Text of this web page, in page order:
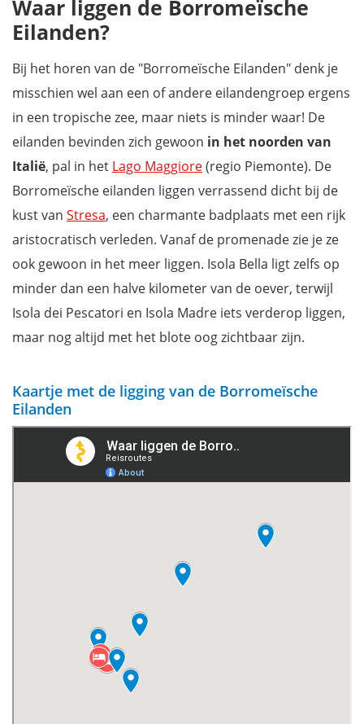
Isola Bella met het indrukwekkende Borromeo-paleis
Isola Madre met een van de oudste botanische tuinen
Isola dei Pescatori, het authentieke visserseiland
Een boottocht langs de eilanden of een eilandbezoek?
Kan je overnachten op de Borromeïsche Eilanden?
Praktische info voor je bezoek aan de eilanden
Wat valt er nog meer te ontdekken rond Lago Maggiore?
Download onze reisgids door Piëmonte en Ligurië
Waar liggen de Borromeïsche
Eilanden?
Bij het horen van de "Borromeïsche Eilanden" denk je
misschien wel aan een of andere eilandengroep ergens
in een tropische zee, maar niets is minder waar! De
eilanden bevinden zich gewoon in het noorden van
Italië, pal in het Lago Maggiore(regio Piemonte). De
Borromeïsche eilanden liggen verrassend dicht bij de
kust van Stresa, een charmante badplaats met een rijk
aristocratisch verleden. Vanaf de promenade zie je ze
ook gewoon in het meer liggen. Isola Bella ligt zelfs op
minder dan een halve kilometer van de oever, terwijl
Isola dei Pescatori en Isola Madre iets verderop liggen,
maar nog altijd met het blote oog zichtbaar zijn.
Kaartje met de ligging van de Borromeïsche
Eilanden